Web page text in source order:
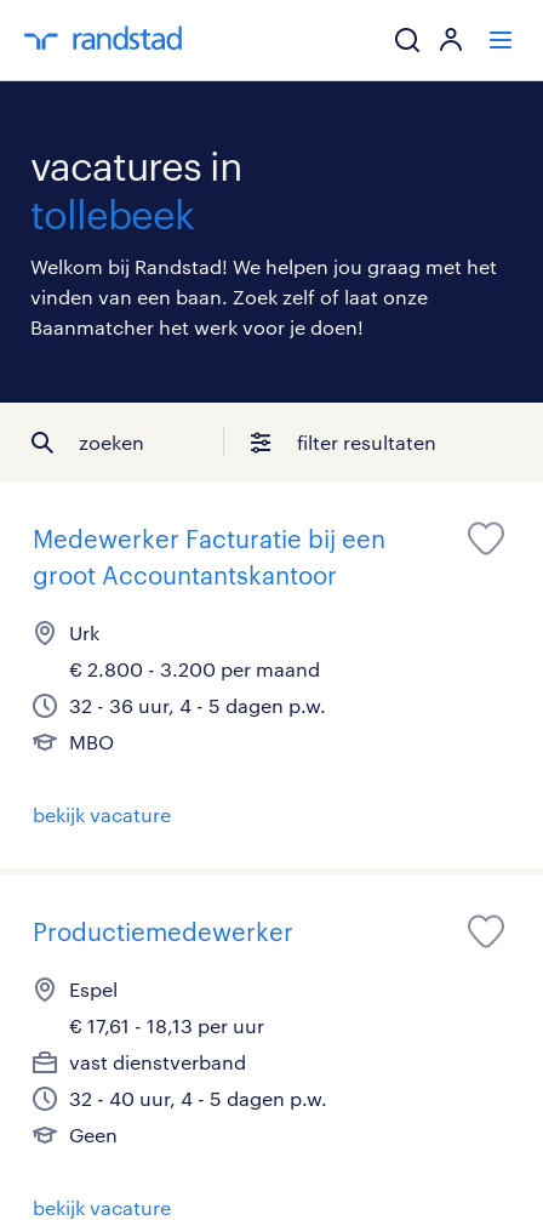
mijn carrière
over randstad
vacatures in
tollebeek
Welkom bij Randstad! We helpen jou graag met het
vinden van een baan. Zoek zelf of laat onze
Baanmatcher het werk voor je doen!
zoeken filter resultaten
Medewerker Facturatie bij een
groot Accountantskantoor
Urk
€ 2.800 - 3.200 per maand
32 - 36 uur, 4 - 5 dagen p.w.
MBO
bekijk vacature
Productiemedewerker
Espel
€ 17,61 - 18,13 per uur
vast dienstverband
32 - 40 uur, 4 - 5 dagen p.w.
Geen
bekijk vacature